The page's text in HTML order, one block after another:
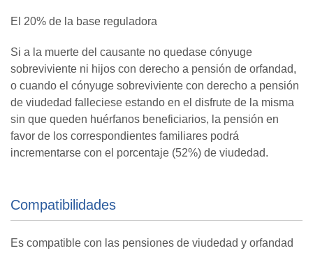
El 20% de la base reguladora
Si a la muerte del causante no quedase cónyuge
sobreviviente ni hijos con derecho a pensión de orfandad,
o cuando el cónyuge sobreviviente con derecho a pensión
de viudedad falleciese estando en el disfrute de la misma
sin que queden huérfanos beneficiarios, la pensión en
favor de los correspondientes familiares podrá
incrementarse con el porcentaje (52%) de viudedad.
Compatibilidades
Es compatible con las pensiones de viudedad y orfandad